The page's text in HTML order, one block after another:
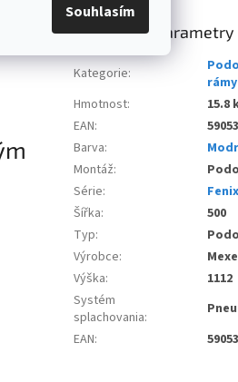
Souhlasím
Doplňkové parametry
Kategorie:
rámy
Hmotnost:
15.8
EAN:
Barva:
Montáž:
Série:
Šířka:
500
Typ:
Výrobce:
Výška:
1112
Systém
splachovania:
EAN: